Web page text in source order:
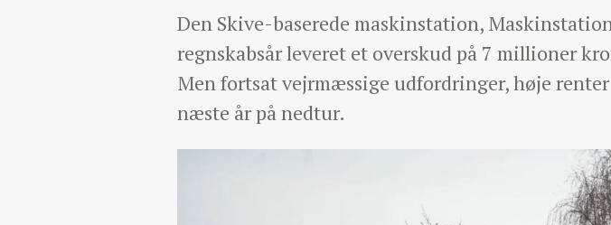
Den Skive-baserede maskinstation,
regnskabsår leveret et overskud på 7 millioner
Men fortsat vejrmæssige udfordringer, høje
næste år på nedtur.